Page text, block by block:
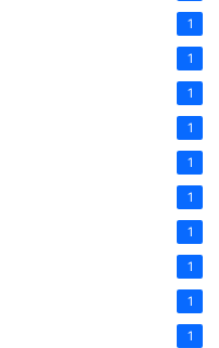
1
1
1
1
1
1
1
1
1
1